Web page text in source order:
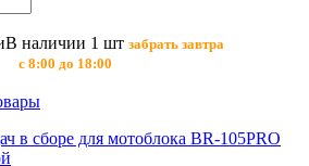
В наличии 1 шт забрать завтра
с 8:00 до 18:00